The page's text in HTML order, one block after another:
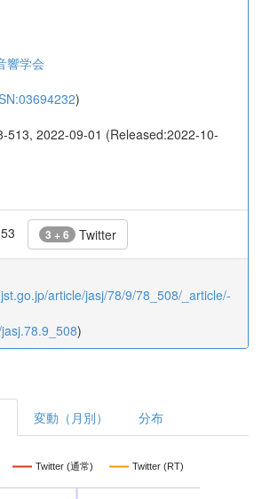
響学会
)
513, 2022-09-01 (Released:2022-10-
3 + 6 Twitter
article/jasj/78/9/78_508/_article/-
)
変動（月別） 分布
Twitter (通常) Twitter (RT)